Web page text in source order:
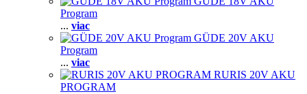
Program
... viac
GÜDE 20V AKU
Program
... viac
RURIS 20V AKU
PROGRAM